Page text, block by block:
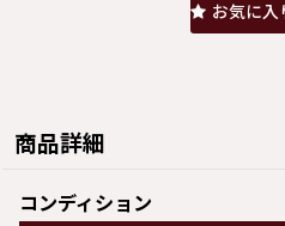
お気に入
商品詳細
コンディション